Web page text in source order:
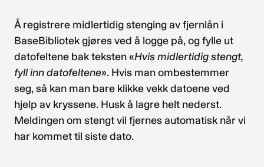
Å registrere midlertidig stenging av fjernlån i
BaseBibliotek gjøres ved å logge på, og fylle ut
datofeltene bak teksten «Hvis midlertidig stengt,
fyll inn datofeltene». Hvis man ombestemmer
seg, så kan man bare klikke vekk datoene ved
hjelp av kryssene. Husk å lagre helt nederst.
Meldingen om stengt vil fjernes automatisk når vi
har kommet til siste dato.